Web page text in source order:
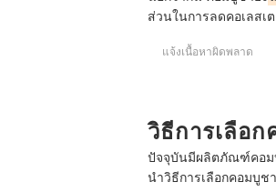
ส่วนในการลดคอเลสเ
แจ้งเนื้อหาผิดพลาด
วิธีการเลือ
ปัจจุบันมีผลิตภัณฑ์คอ
นำวิธีการเลือกคอมบู